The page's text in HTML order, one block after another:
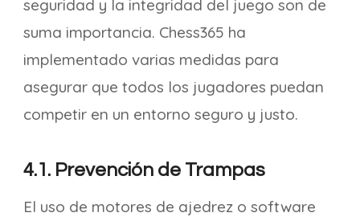
seguridad y la integridad del juego son de
suma importancia. Chess365 ha
implementado varias medidas para
asegurar que todos los jugadores puedan
competir en un entorno seguro y justo.
4.1. Prevención de Trampas
El uso de motores de ajedrez o software